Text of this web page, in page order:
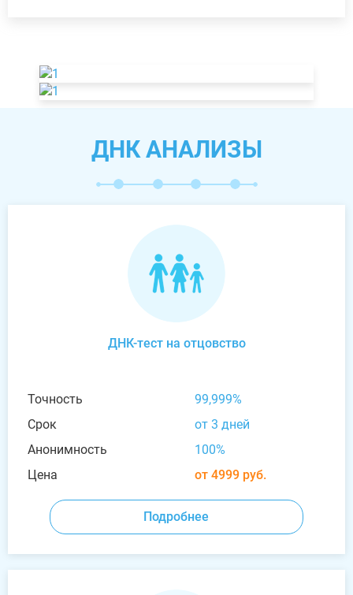
ДНК АНАЛИЗЫ
ДНК-тест на отцовство
Точность
99,999%
Срок
от 3 дней
Анонимность
100%
Цена
от 4999 руб.
Подробнее